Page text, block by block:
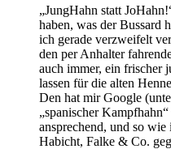
„JungHahn statt
haben, was der Bussard
ich gerade verzweifelt
den per Anhalter
auch immer, ein frischer
lassen für die alten
Den hat mir Google
„spanischer
ansprechend, und so wie
Habicht, Falke & Co.